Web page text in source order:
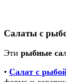
Салаты с
Эти рыбные
• Салат с